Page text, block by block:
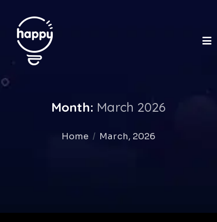
Month: March 2026
Home March, 2026